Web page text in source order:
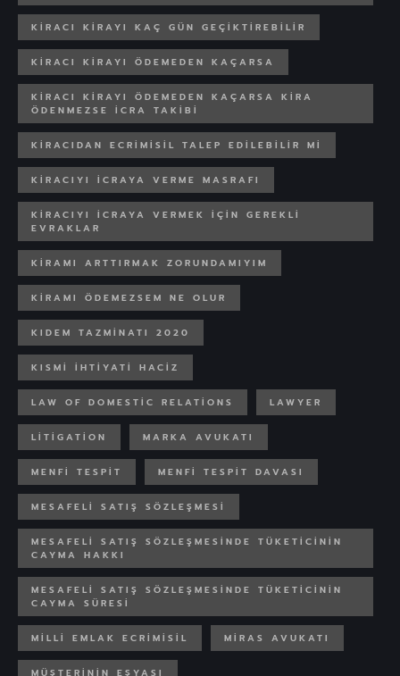
KIRACI KIRAYI KAÇ GÜN GEÇIKTIREBILIR
KIRACI KIRAYI ÖDEMEDEN KAÇARSA
KIRACI KIRAYI ÖDEMEDEN KAÇARSA KIRA
ÖDENMEZSE ICRA TAKIBI
KIRACIDAN ECRIMISIL TALEP EDILEBILIR MI
KIRACIYI ICRAYA VERME MASRAFI
KIRACIYI ICRAYA VERMEK IÇIN GEREKLI
EVRAKLAR
KIRAMI ARTTIRMAK ZORUNDAMIYIM
KIRAMI ÖDEMEZSEM NE OLUR
KIDEM TAZMINATI 2020
KISMI IHTIYATI HACIZ
LAW OF DOMESTIC RELATIONS LAWYER
LITIGATION MARKA AVUKATI
MENFI TESPIT MENFI TESPIT DAVASI
MESAFELI SATIŞ SÖZLEŞMESI
MESAFELI SATIŞ SÖZLEŞMESINDE TÜKETICININ
CAYMA HAKKI
MESAFELI SATIŞ SÖZLEŞMESINDE TÜKETICININ
CAYMA SÜRESI
MILLI EMLAK ECRIMISIL MIRAS AVUKATI
MÜŞTERININ EŞYASI